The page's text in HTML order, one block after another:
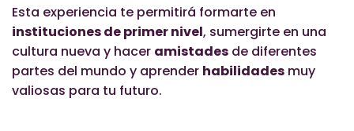
Esta experiencia te permitirá formarte en
instituciones de primer nivel, sumergirte en una
cultura nueva y hacer amistades de diferentes
partes del mundo y aprender habilidades muy
valiosas para tu futuro.